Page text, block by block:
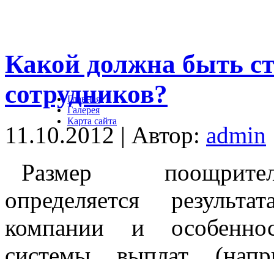
Главная
Галерея
Карта сайта
Какой должна быть
сотрудников?
11.10.2012 | Автор: admin
Размер
определяется
компании и